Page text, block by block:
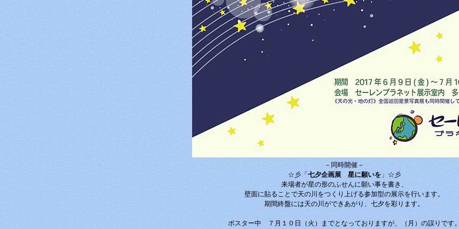
－同時開催－
☆彡「 七夕企画展 星に願いを」☆彡
来場者が星の形のふせんに願い事を書き、
壁面に貼ることで天の川をつくり上げる参加型の展示を行います。
期間終盤には天の川ができあがり、七夕を彩ります。
ポスター中 ７月１０日（火）までとなっておりますが、（月）の誤りです